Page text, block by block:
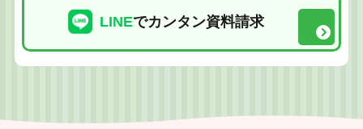
LINEでカンタン資料請求